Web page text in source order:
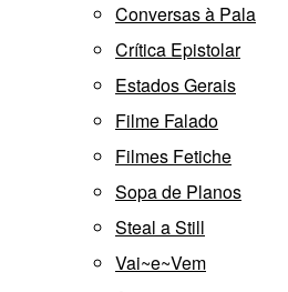
Conversas à Pala
Crítica Epistolar
Estados Gerais
Filme Falado
Filmes Fetiche
Sopa de Planos
Steal a Still
Vai~e~Vem